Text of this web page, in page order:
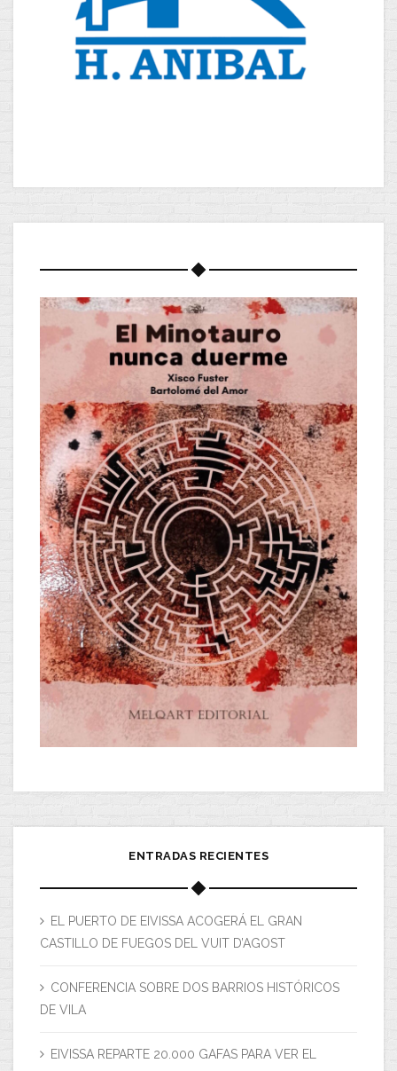
ENTRADAS RECIENTES
EL PUERTO DE EIVISSA ACOGERÁ EL GRAN
CASTILLO DE FUEGOS DEL VUIT D’AGOST
CONFERENCIA SOBRE DOS BARRIOS HISTÓRICOS
DE VILA
EIVISSA REPARTE 20.000 GAFAS PARA VER EL